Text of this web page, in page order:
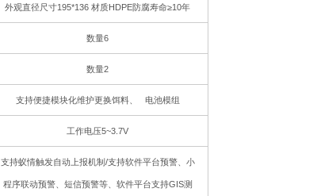
外观直径尺寸195*136 材质HDPE防腐寿命≥10年
数量6
数量2
支持便捷模块化维护更换饵料、 电池模组
工作电压5~3.7V
支持蚁情触发自动上报机制/支持软件平台预警、小
程序联动预警、短信预警等、软件平台支持GIS测